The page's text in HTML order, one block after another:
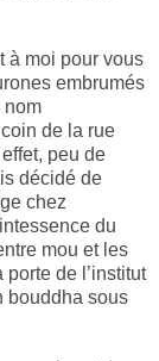
à moi pour vous
embrumés
nom
de la rue
peu de
décidé de
chez
du
mou et les
de l’institut
bouddha sous